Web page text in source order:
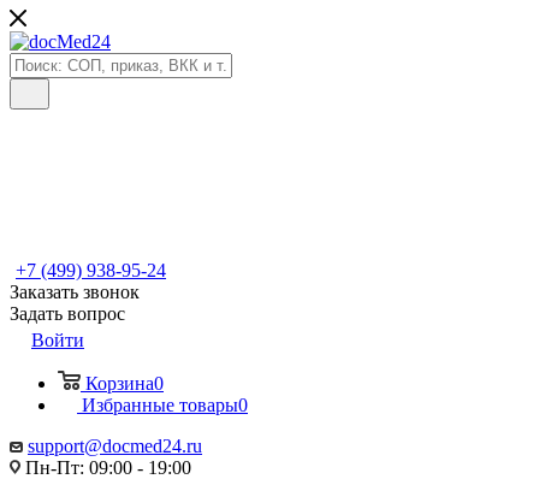
+7 (499) 938-95-24
Заказать звонок
Задать вопрос
Войти
Корзина0
Избранные товары0
support@docmed24.ru
Пн-Пт: 09:00 - 19:00